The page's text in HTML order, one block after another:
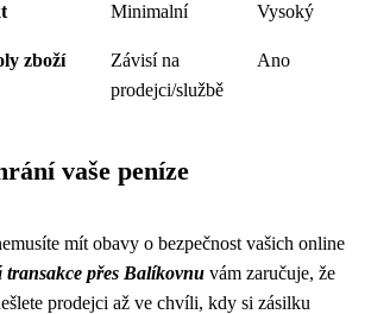
Minimalní Vysoký
zboží
Závisí na
prodejci/službě
Ano
vaše peníze
mít obavy o bezpečnost vašich online
transakce přes Balíkovnu vám zaručuje, že
prodejci až ve chvíli, kdy si zásilku